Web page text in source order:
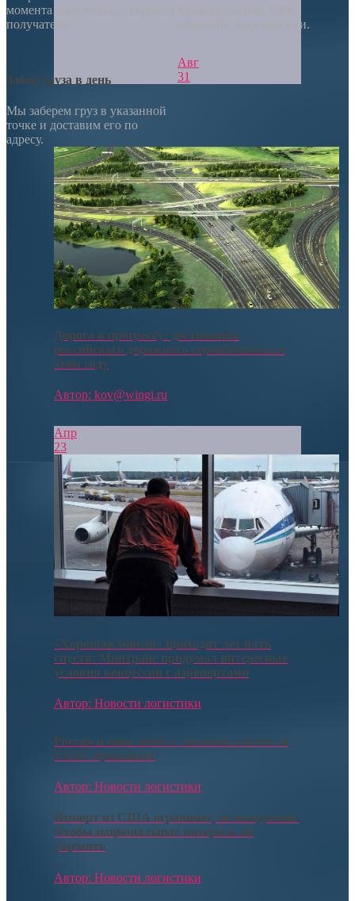
момента получения, до выдачи
получателю.
слежение. Видеозаписи.
Забор груза в день
Мы заберем груз в указанной
точке и доставим его по
адресу.
Авг
31
Дорога к прогрессу: достижения
российского дорожного строительства в
этом году
Автор: kov@wingi.ru
Апр
23
«Хорошая мысля» приходит лет пять
спустя: Минтранс придумал интересные
условия концессии с аэропортами
Автор: Новости логистики
Россия и сама хочет с «пальмы слезть» и
ЕАЭС призывает
Автор: Новости логистики
Импорт из США ограничат, но аккуратно.
Чтобы национальные интересы не
ущемить
Автор: Новости логистики